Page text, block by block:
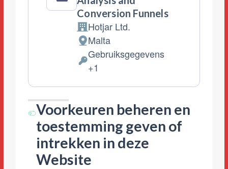
Conversion Funnels
Bedrijf:
Hotjar Ltd.
Verwerkingslocatie:
Malta
Verwerkte
Gebruiksgegevens
+1
Voorkeuren beheren en
toestemming geven of
intrekken in deze
Website